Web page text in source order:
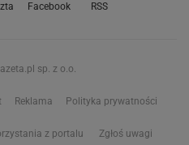
Facebook RSS
sp. z o.o.
Reklama Polityka prywatności
z portalu Zgłoś uwagi